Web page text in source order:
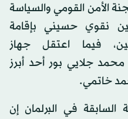
الأمن القومي والسياسة
نقوي حسيني بإقامة
فيما اعتقل جهاز
جلايي بور أحد أبرز
خاتمي.
السابقة في البرلمان إن